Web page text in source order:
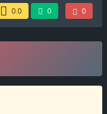
0.0 0 0